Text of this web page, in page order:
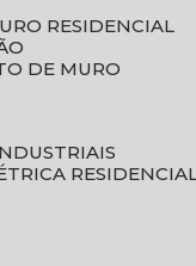
RESIDENCIAL
DE MURO